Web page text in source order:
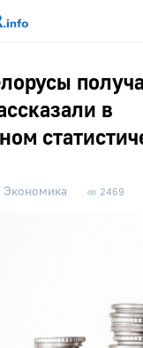
в
Экономика 2469